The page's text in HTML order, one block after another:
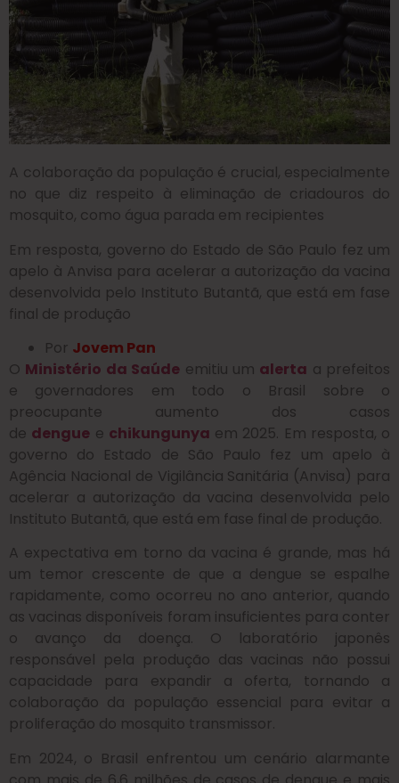
A colaboração da população é crucial, especialmente
no que diz respeito à eliminação de criadouros do
mosquito, como água parada em recipientes
Em resposta, governo do Estado de São Paulo fez um
apelo à Anvisa para acelerar a autorização da vacina
desenvolvida pelo Instituto Butantã, que está em fase
final de produção
Por Jovem Pan
O Ministério da Saúde emitiu um alerta a prefeitos
e governadores em todo o Brasil sobre o
preocupante aumento dos casos
de dengue e chikungunya em 2025. Em resposta, o
governo do Estado de São Paulo fez um apelo à
Agência Nacional de Vigilância Sanitária (Anvisa) para
acelerar a autorização da vacina desenvolvida pelo
Instituto Butantã, que está em fase final de produção.
A expectativa em torno da vacina é grande, mas há
um temor crescente de que a dengue se espalhe
rapidamente, como ocorreu no ano anterior, quando
as vacinas disponíveis foram insuficientes para conter
o avanço da doença. O laboratório japonês
responsável pela produção das vacinas não possui
capacidade para expandir a oferta, tornando a
colaboração da população essencial para evitar a
proliferação do mosquito transmissor.
Em 2024, o Brasil enfrentou um cenário alarmante